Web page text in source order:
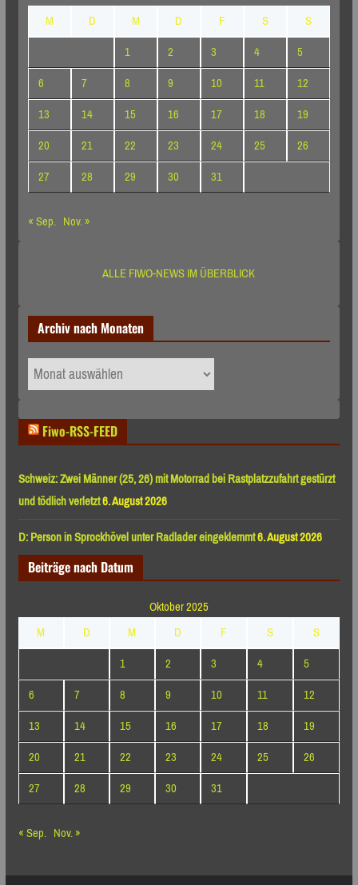
M
D M D F S
S
1
2 3 4
5
6
7 8 9 10 11
12
13
14 15 16 17 18
19
20
21 22 23 24 25
26
27
28 29 30
31
« Sep. Nov. »
ALLE FIWO-NEWS IM ÜBERBLICK
Archiv nach Monaten
Archiv
nach
Fiwo-RSS-FEED
Schweiz: Zwei Männer (25, 26) mit Motorrad bei Rastplatzzufahrt gestürzt
und tödlich verletzt6. August 2026
D: Person in Sprockhövel unter Radlader eingeklemmt6. August 2026
Beiträge nach Datum
Oktober 2025
M
D M D F S
S
1
2 3 4
5
6
7 8 9 10 11
12
13
14 15 16 17 18
19
20
21 22 23 24 25
26
27
28 29 30
31
« Sep. Nov. »